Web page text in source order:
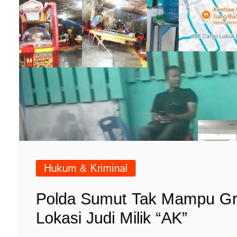
Hukum & Kriminal
Polda Sumut Tak Mampu
Lokasi Judi Milik “AK”